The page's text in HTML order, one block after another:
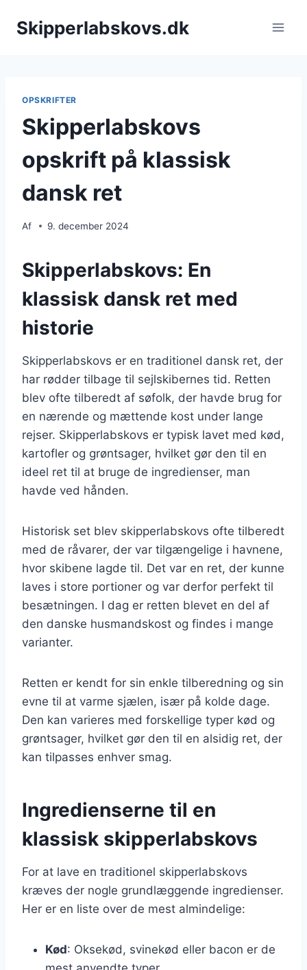
Skipperlabskovs.dk
OPSKRIFTER
Skipperlabskovs
opskrift på klassisk
dansk ret
Af 9. december 2024
Skipperlabskovs: En
klassisk dansk ret med
historie
Skipperlabskovs er en traditionel dansk ret, der
har rødder tilbage til sejlskibernes tid. Retten
blev ofte tilberedt af søfolk, der havde brug for
en nærende og mættende kost under lange
rejser. Skipperlabskovs er typisk lavet med kød,
kartofler og grøntsager, hvilket gør den til en
ideel ret til at bruge de ingredienser, man
havde ved hånden.
Historisk set blev skipperlabskovs ofte tilberedt
med de råvarer, der var tilgængelige i havnene,
hvor skibene lagde til. Det var en ret, der kunne
laves i store portioner og var derfor perfekt til
besætningen. I dag er retten blevet en del af
den danske husmandskost og findes i mange
varianter.
Retten er kendt for sin enkle tilberedning og sin
evne til at varme sjælen, især på kolde dage.
Den kan varieres med forskellige typer kød og
grøntsager, hvilket gør den til en alsidig ret, der
kan tilpasses enhver smag.
Ingredienserne til en
klassisk skipperlabskovs
For at lave en traditionel skipperlabskovs
kræves der nogle grundlæggende ingredienser.
Her er en liste over de mest almindelige:
Kød: Oksekød, svinekød eller bacon er de